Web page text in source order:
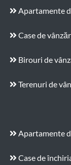
Apartamente
Case de
Birouri de
Terenuri de
Apartamente
Case de